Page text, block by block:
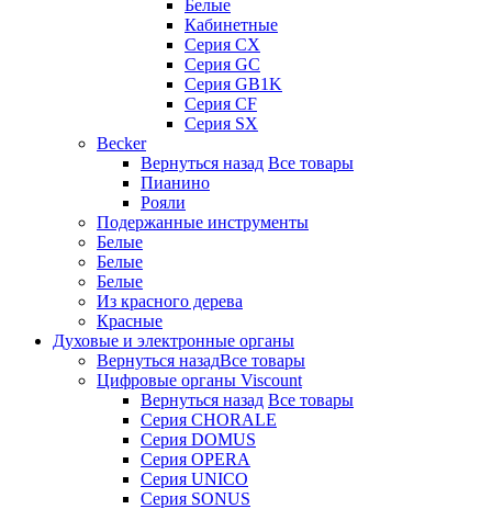
Белые
Кабинетные
Серия CX
Серия GC
Серия GB1K
Серия CF
Серия SX
Becker
Вернуться назад Все товары
Пианино
Рояли
Подержанные инструменты
Белые
Белые
Белые
Из красного дерева
Красные
Духовые и электронные органы
Вернуться назадВсе товары
Цифровые органы Viscount
Вернуться назад Все товары
Серия CHORALE
Серия DOMUS
Серия OPERA
Серия UNICO
Серия SONUS